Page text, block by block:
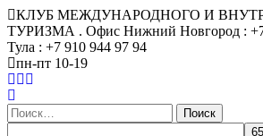
КЛУБ МЕЖДУНАРОДНОГО И
ТУРИЗМА . Офис Нижний Новгород : +7
Тула : +7 910 944 97 94
пн-пт 10-19
Найти: